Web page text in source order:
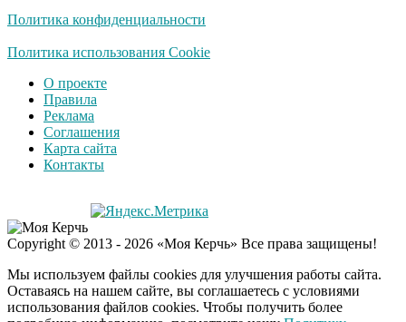
Ролик из Омска: вы
Публичный удар
Зеленскому от Кличко:
это настоящий вызов
Политика конфиденциальности
Политика использования Cookie
О проекте
Правила
Реклама
Соглашения
Карта сайта
Контакты
Copyright © 2013 - 2026 «Моя Керчь» Все права защищены!
Мы используем файлы cookies для улучшения работы сайта.
Оставаясь на нашем сайте, вы соглашаетесь с условиями
использования файлов cookies. Чтобы получить более